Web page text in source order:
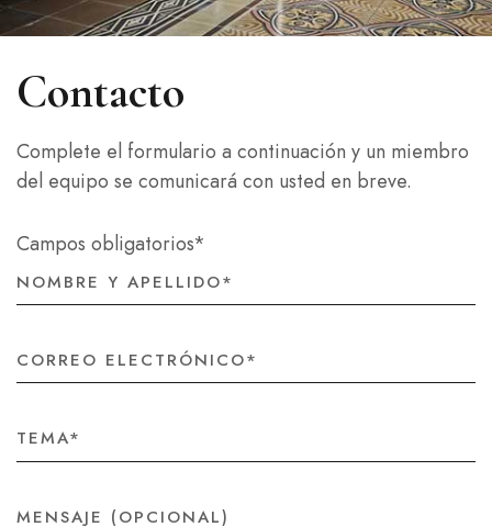
Contacto
Complete el formulario a continuación y un miembro
del equipo se comunicará con usted en breve.
Campos obligatorios*